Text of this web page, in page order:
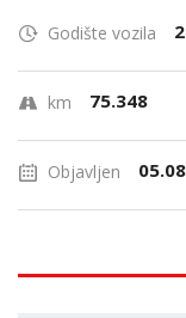
Godište vozila
km 75.348
Objavljen